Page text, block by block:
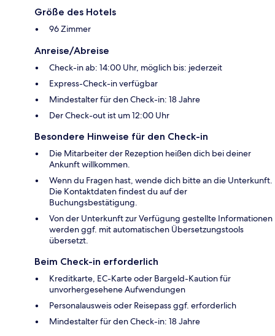
Größe des Hotels
96 Zimmer
Anreise/Abreise
Check-in ab: 14:00 Uhr, möglich bis: jederzeit
Express-Check-in verfügbar
Mindestalter für den Check-in: 18 Jahre
Der Check-out ist um 12:00 Uhr
Besondere Hinweise für den Check-in
Die Mitarbeiter der Rezeption heißen dich bei deiner
Ankunft willkommen.
Wenn du Fragen hast, wende dich bitte an die Unterkunft.
Die Kontaktdaten findest du auf der
Buchungsbestätigung.
Von der Unterkunft zur Verfügung gestellte Informationen
werden ggf. mit automatischen Übersetzungstools
übersetzt.
Beim Check-in erforderlich
Kreditkarte, EC-Karte oder Bargeld-Kaution für
unvorhergesehene Aufwendungen
Personalausweis oder Reisepass ggf. erforderlich
Mindestalter für den Check-in: 18 Jahre